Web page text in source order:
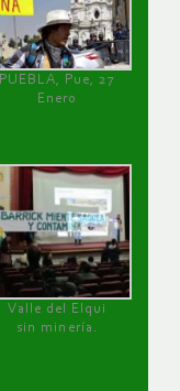
PUEBLA, Pue, 27
Enero
Valle del Elqui
sin minería.